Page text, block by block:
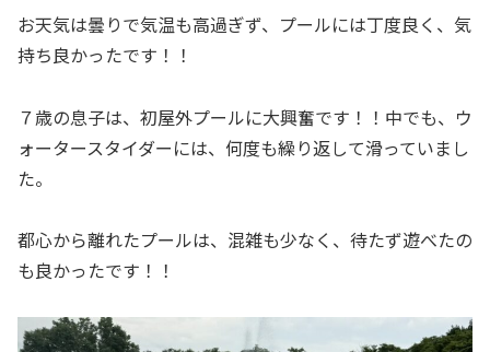
お天気は曇りで気温も高過ぎず、プールには丁度良く、気
持ち良かったです！！
７歳の息子は、初屋外プールに大興奮です！！中でも、ウ
ォータースタイダーには、何度も繰り返して滑っていまし
た。
都心から離れたプールは、混雑も少なく、待たず遊べたの
も良かったです！！